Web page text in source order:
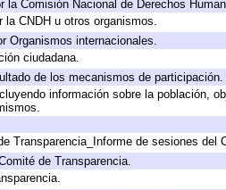
Comisión Nacional de Derechos
CNDH u otros organismos.
Organismos internacionales.
ciudadana.
de los mecanismos de participación.
información sobre la población,
Transparencia_Informe de sesiones del
de Transparencia.